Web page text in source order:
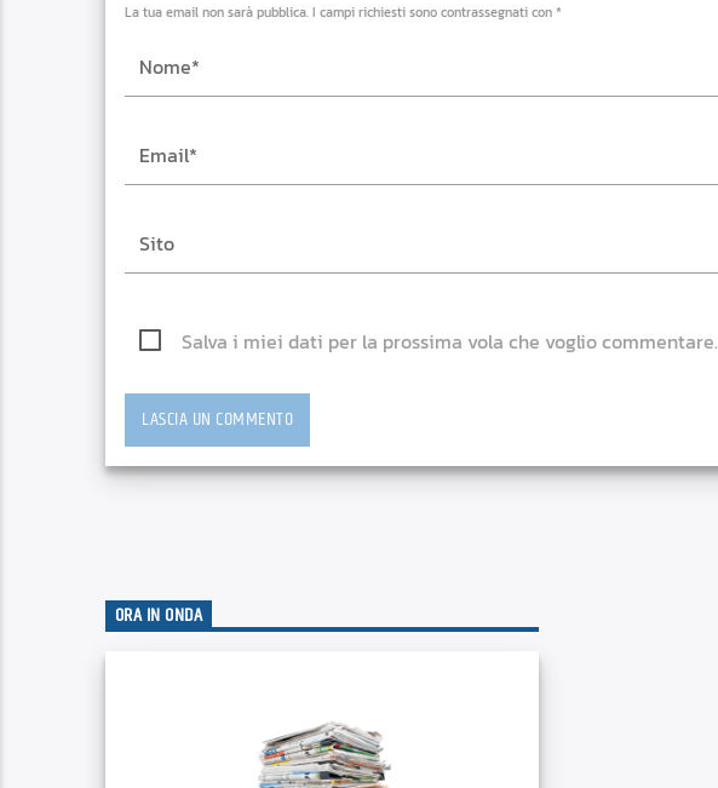
La tua email non sarà pubblica. I campi richiesti sono contrassegnati con *
Salva i miei dati per la prossima vola che voglio commentare.
ORA IN ONDA